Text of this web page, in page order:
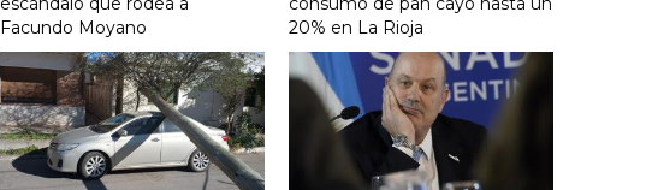
Facundo Moyano
20% en La Rioja